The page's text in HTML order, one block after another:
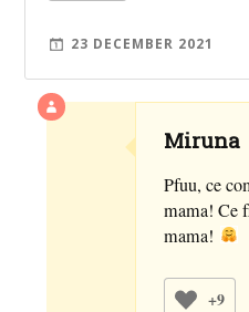
23 DECEMBER 2021
Miruna
Pfuu, ce
mama! Ce
mama!
+9